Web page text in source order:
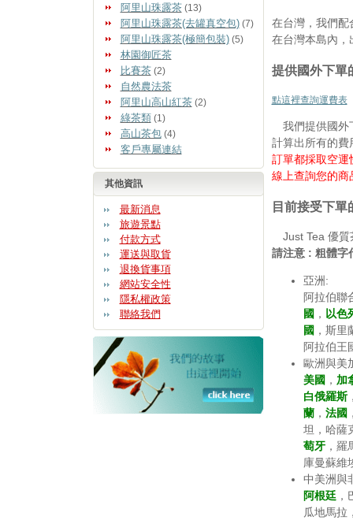
阿里山珠露茶(13)
阿里山珠露茶(去罐真空包)(7)
阿里山珠露茶(極簡包裝)(5)
林園御匠茶
比賽茶(2)
自然農法茶
阿里山高山紅茶(2)
綠茶類 (1)
高山茶包(4)
客戶專屬連結
其他資訊
最新消息
旅遊景點
付款方式
運送與取貨
退換貨事項
網站安全性
隱私權政策
聯絡我們
在台灣，我們配
在台灣本島內，
提供國外下單
點這裡查詢運費表
我們提供國外
計算出所有的
訂單都採取空運
線上查詢您的商
目前接受下單
Just Tea 優質
請注意 : 粗體字
亞洲:
阿拉伯聯
國 ， 以色
國 ，斯里
阿拉伯王
歐洲與美
美國 ， 加
白俄羅斯
蘭， 法國
坦，哈薩
萄牙，羅
庫曼蘇維
中美洲與
阿根廷，
瓜地馬拉